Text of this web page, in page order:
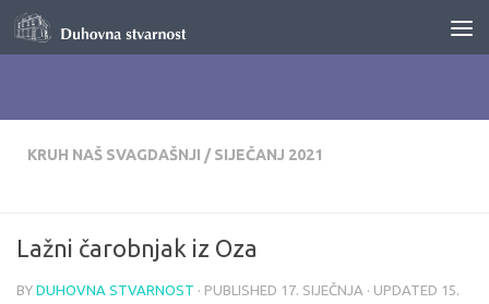
Skip to content
KRUH NAŠ SVAGDAŠNJI / SIJEČANJ 2021
Lažni čarobnjak iz Oza
BY DUHOVNA STVARNOST · PUBLISHED 17. SIJEČNJA · UPDATED 15.